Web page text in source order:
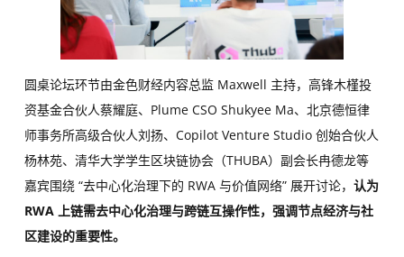
圆桌论坛环节由金色财经内容总监 Maxwell 主持，高锋木槿投
资基金合伙人蔡耀庭、Plume CSO Shukyee Ma、北京德恒律
师事务所高级合伙人刘扬、Copilot Venture Studio 创始合伙人
杨林苑、清华大学学生区块链协会（THUBA）副会长冉德龙等
嘉宾围绕 “去中心化治理下的 RWA 与价值网络” 展开讨论， 认为
RWA 上链需去中心化治理与跨链互操作性，强调节点经济与社
区建设的重要性。